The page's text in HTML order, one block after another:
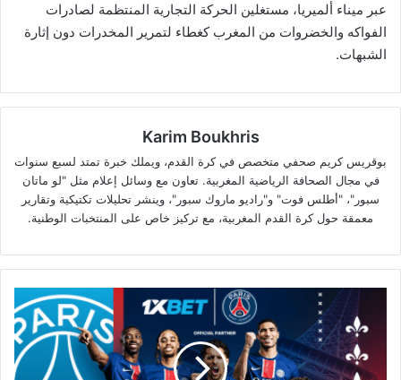
عبر ميناء ألميريا، مستغلين الحركة التجارية المنتظمة لصادرات
الفواكه والخضروات من المغرب كغطاء لتمرير المخدرات دون إثارة
الشبهات.
Karim Boukhris
بوقريس كريم صحفي متخصص في كرة القدم، ويملك خبرة تمتد لسبع سنوات
في مجال الصحافة الرياضية المغربية. تعاون مع وسائل إعلام مثل "لو ماتان
سبور"، "أطلس فوت" و"راديو ماروك سبور"، وينشر تحليلات تكتيكية وتقارير
معمقة حول كرة القدم المغربية، مع تركيز خاص على المنتخبات الوطنية.
باريس
جيرمان
بايرن